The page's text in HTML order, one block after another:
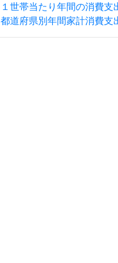
１世帯当たり年間の消費
都道府県別年間家計消費支